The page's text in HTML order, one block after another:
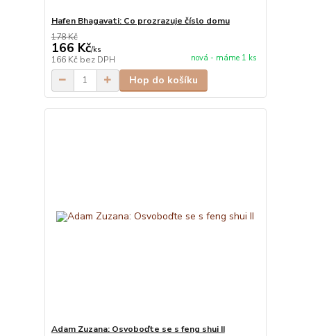
Hafen Bhagavati: Co prozrazuje číslo domu
178 Kč
166 Kč/ks
166 Kč bez DPH nová - máme 1 ks
Hop do košíku
Adam Zuzana: Osvoboďte se s feng shui II